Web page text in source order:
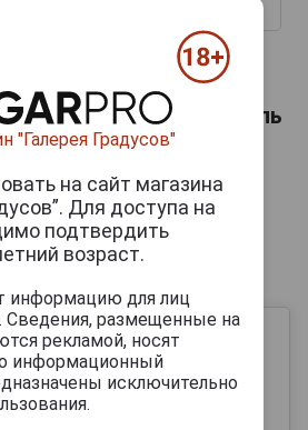
de Montal 1970
Арманьяк де Монталь
упаковке
2025
, очень понравился вкус
"Галерея Градусов"
на сайт магазина
Для доступа на
подтвердить
возраст.
информацию для лиц
Сведения, размещенные на
рекламой, носят
информационный
исключительно